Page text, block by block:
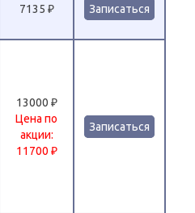
7135 ₽ Записаться
13000 ₽
Цена по
акции:
11700 ₽
Записаться